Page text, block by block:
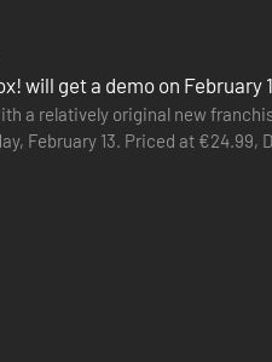
will get a demo on February
a relatively original new
February 13. Priced at €24.99,
play as Darwin, a young octopus